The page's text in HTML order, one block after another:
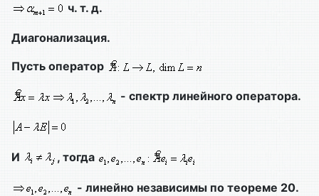
ч. т. д.
Диагонализация.
Пусть оператор
- спектр линейного оператора.
И , тогда
- линейно независимы по теореме 20.